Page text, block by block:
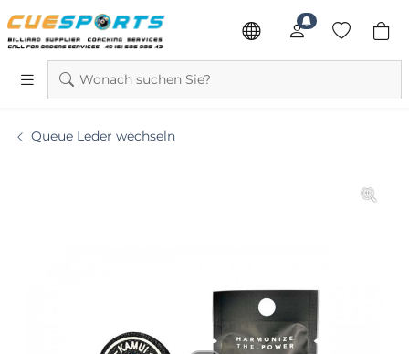
Wonach suchen Sie?
Queue Leder wechseln